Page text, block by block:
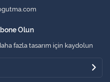
Olun
fazla tasarım için kaydolun